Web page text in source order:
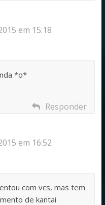
em 15:18
*o*
Responder
em 16:52
com vcs, mas tem
de kantai